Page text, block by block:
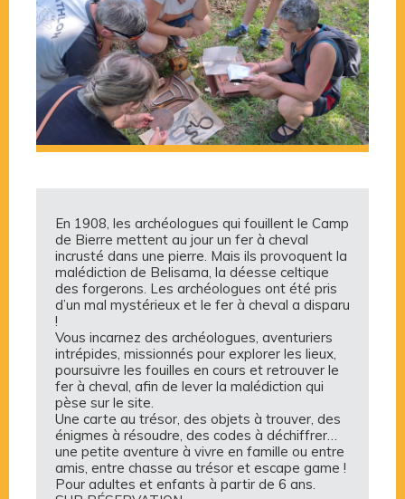
En 1908, les archéologues qui fouillent le Camp
de Bierre mettent au jour un fer à cheval
incrusté dans une pierre. Mais ils provoquent la
malédiction de Belisama, la déesse celtique
des forgerons. Les archéologues ont été pris
d’un mal mystérieux et le fer à cheval a disparu
!
Vous incarnez des archéologues, aventuriers
intrépides, missionnés pour explorer les lieux,
poursuivre les fouilles en cours et retrouver le
fer à cheval, afin de lever la malédiction qui
pèse sur le site.
Une carte au trésor, des objets à trouver, des
énigmes à résoudre, des codes à déchiffrer…
une petite aventure à vivre en famille ou entre
amis, entre chasse au trésor et escape game !
Pour adultes et enfants à partir de 6 ans.